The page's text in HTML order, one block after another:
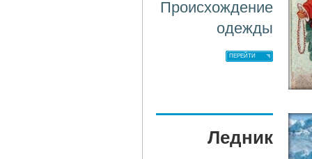
Происхождение
одежды
ПЕРЕЙТИ
Ледник